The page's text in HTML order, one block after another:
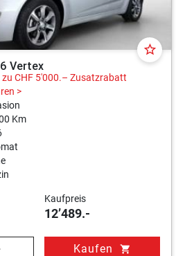
Sie eine Probefahrt mit Ihrem
beraten Sie gerne online,
bei uns in Wohlen.
star_border
Vertex
CHF 5'000.– Zusatzrabatt
>
Km
Kaufpreis
12’489.-
Kaufen shopping_cart